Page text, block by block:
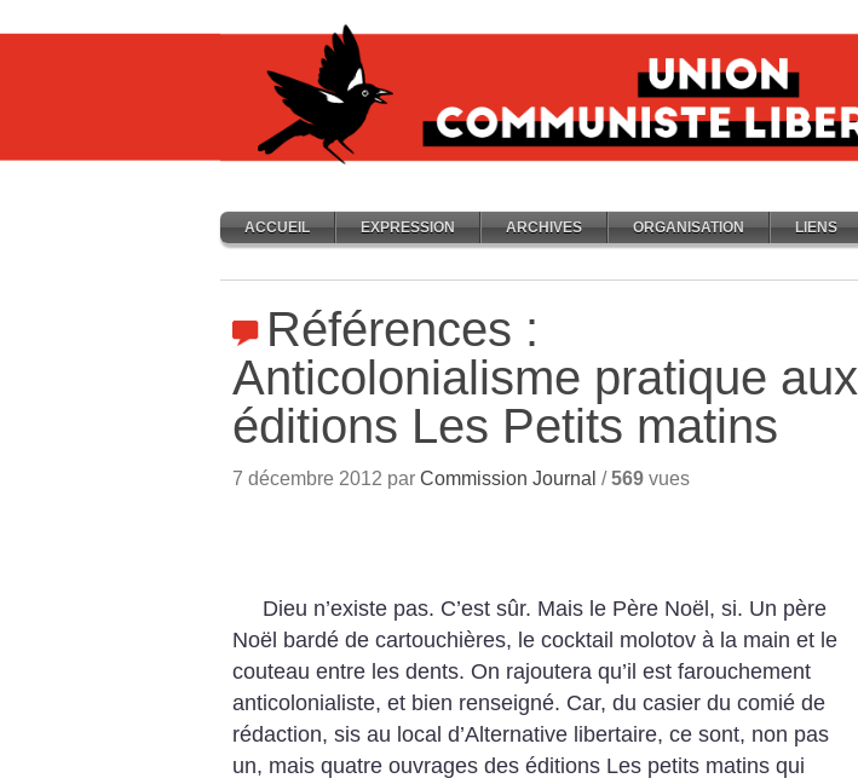
ACCUEIL EXPRESSION ARCHIVES ORGANISATION LIENS
Références :
Anticolonialisme pratique aux
éditions Les Petits matins
7 décembre 2012 par Commission Journal /569 vues
Dieu n’existe pas. C’est sûr. Mais le Père Noël, si. Un père
Noël bardé de cartouchières, le cocktail molotov à la main et le
couteau entre les dents. On rajoutera qu’il est farouchement
anticolonialiste, et bien renseigné. Car, du casier du comié de
rédaction, sis au local d’Alternative libertaire, ce sont, non pas
un, mais quatre ouvrages des éditions Les petits matins qui